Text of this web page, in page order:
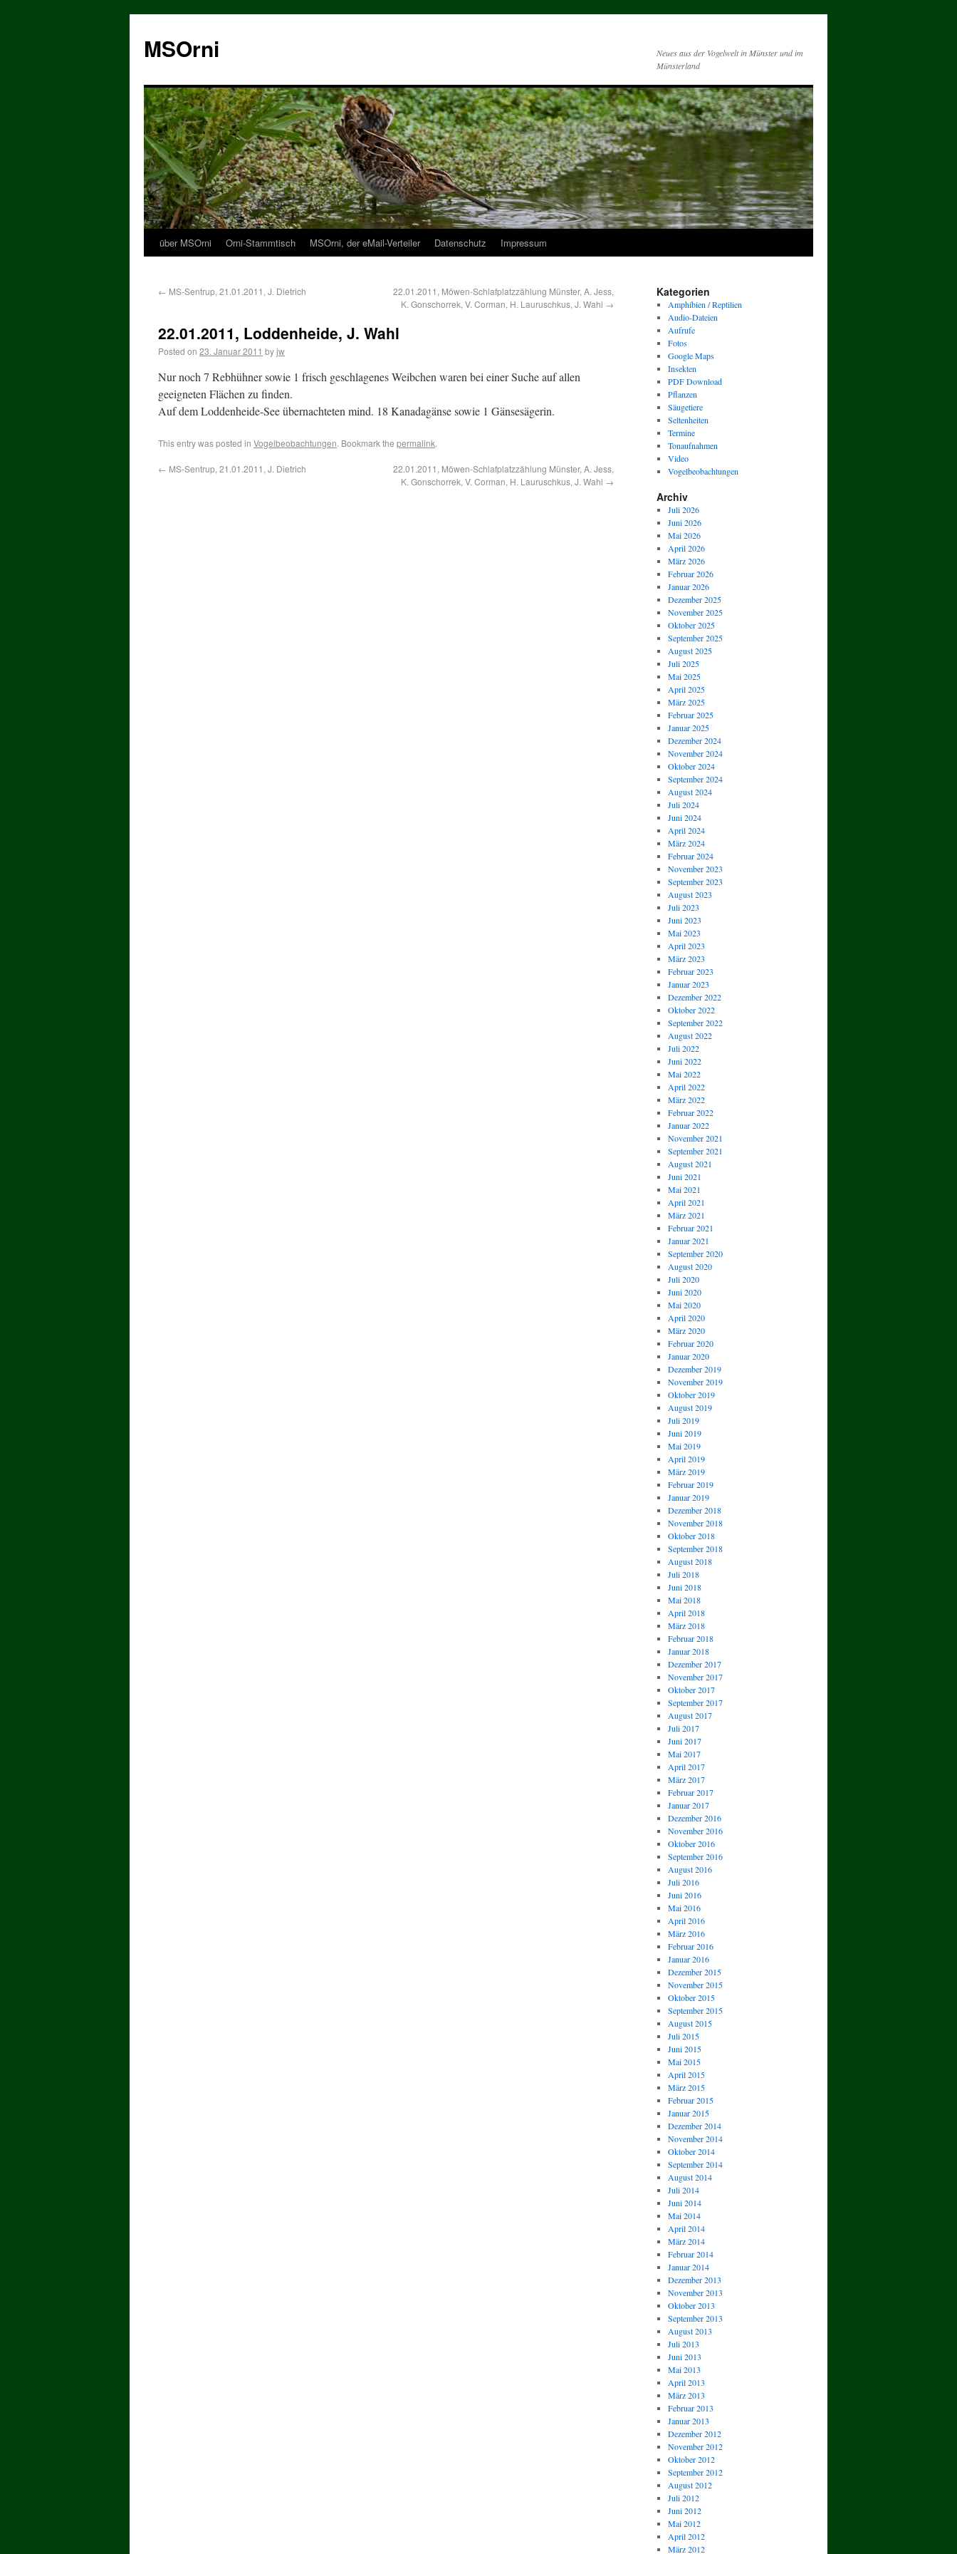
MSOrni
Neues aus der Vogelwelt in Münster und im
Münsterland
über MSOrni Orni-Stammtisch MSOrni, der eMail-Verteiler Datenschutz Impressum
← MS-Sentrup, 21.01.2011, J. Dietrich
22.01.2011, Möwen-Schlafplatzzählung Münster, A. Jess,
K. Gonschorrek, V. Corman, H. Lauruschkus, J. Wahl →
22.01.2011, Loddenheide, J. Wahl
Posted on 23. Januar 2011 byjw
Nur noch 7 Rebhühner sowie 1 frisch geschlagenes Weibchen waren bei einer Suche auf allen
geeigneten Flächen zu finden.
Auf dem Loddenheide-See übernachteten mind. 18 Kanadagänse sowie 1 Gänsesägerin.
This entry was posted in Vogelbeobachtungen. Bookmark the permalink.
← MS-Sentrup, 21.01.2011, J. Dietrich
22.01.2011, Möwen-Schlafplatzzählung Münster, A. Jess,
K. Gonschorrek, V. Corman, H. Lauruschkus, J. Wahl →
Kategorien
Amphibien / Reptilien
Audio-Dateien
Aufrufe
Fotos
Google Maps
Insekten
PDF Download
Pflanzen
Säugetiere
Seltenheiten
Termine
Tonaufnahmen
Video
Vogelbeobachtungen
Archiv
Juli 2026
Juni 2026
Mai 2026
April 2026
März 2026
Februar 2026
Januar 2026
Dezember 2025
November 2025
Oktober 2025
September 2025
August 2025
Juli 2025
Mai 2025
April 2025
März 2025
Februar 2025
Januar 2025
Dezember 2024
November 2024
Oktober 2024
September 2024
August 2024
Juli 2024
Juni 2024
April 2024
März 2024
Februar 2024
November 2023
September 2023
August 2023
Juli 2023
Juni 2023
Mai 2023
April 2023
März 2023
Februar 2023
Januar 2023
Dezember 2022
Oktober 2022
September 2022
August 2022
Juli 2022
Juni 2022
Mai 2022
April 2022
März 2022
Februar 2022
Januar 2022
November 2021
September 2021
August 2021
Juni 2021
Mai 2021
April 2021
März 2021
Februar 2021
Januar 2021
September 2020
August 2020
Juli 2020
Juni 2020
Mai 2020
April 2020
März 2020
Februar 2020
Januar 2020
Dezember 2019
November 2019
Oktober 2019
August 2019
Juli 2019
Juni 2019
Mai 2019
April 2019
März 2019
Februar 2019
Januar 2019
Dezember 2018
November 2018
Oktober 2018
September 2018
August 2018
Juli 2018
Juni 2018
Mai 2018
April 2018
März 2018
Februar 2018
Januar 2018
Dezember 2017
November 2017
Oktober 2017
September 2017
August 2017
Juli 2017
Juni 2017
Mai 2017
April 2017
März 2017
Februar 2017
Januar 2017
Dezember 2016
November 2016
Oktober 2016
September 2016
August 2016
Juli 2016
Juni 2016
Mai 2016
April 2016
März 2016
Februar 2016
Januar 2016
Dezember 2015
November 2015
Oktober 2015
September 2015
August 2015
Juli 2015
Juni 2015
Mai 2015
April 2015
März 2015
Februar 2015
Januar 2015
Dezember 2014
November 2014
Oktober 2014
September 2014
August 2014
Juli 2014
Juni 2014
Mai 2014
April 2014
März 2014
Februar 2014
Januar 2014
Dezember 2013
November 2013
Oktober 2013
September 2013
August 2013
Juli 2013
Juni 2013
Mai 2013
April 2013
März 2013
Februar 2013
Januar 2013
Dezember 2012
November 2012
Oktober 2012
September 2012
August 2012
Juli 2012
Juni 2012
Mai 2012
April 2012
März 2012